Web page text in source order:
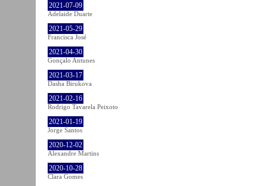
2021-07-09
Adelaide Duarte
2021-05-29
Francisca José
2021-04-30
Gonçalo Antunes
2021-03-17
Dasha Birukova
2021-02-16
Rodrigo Tavarela Peixoto
2021-01-19
Jorge Santos
2020-12-02
Alexandre Martins
2020-10-28
Clara Gomes